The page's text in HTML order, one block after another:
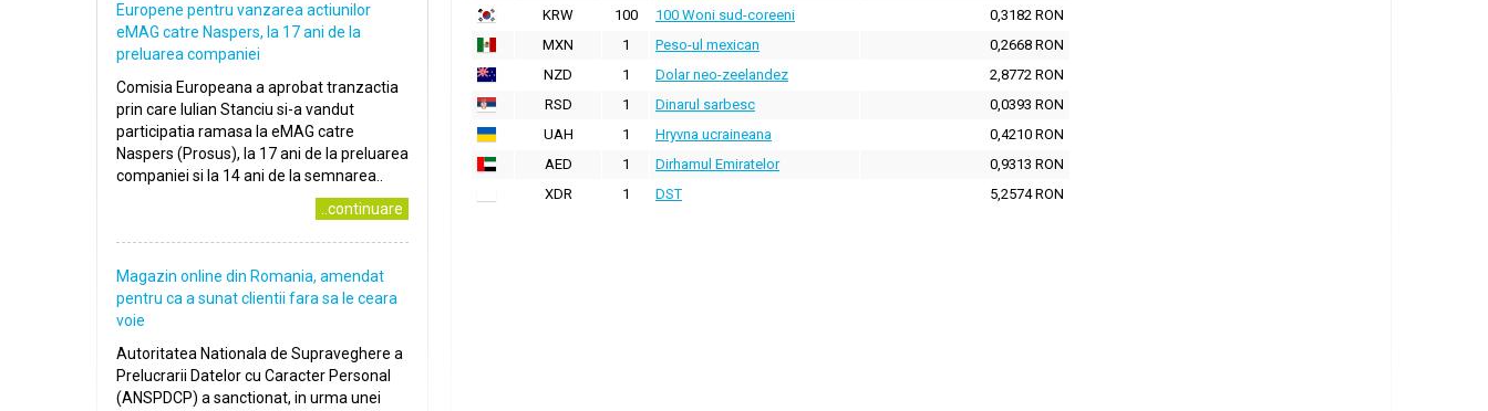
KRW
100 100 Woni sud-coreeni
0,3182 RON
MXN
1 Peso-ul mexican
0,2668 RON
NZD
1 Dolar neo-zeelandez
2,8772 RON
RSD
1 Dinarul sarbesc
0,0393 RON
UAH
1 Hryvna ucraineana
0,4210 RON
AED
1 Dirhamul Emiratelor
0,9313 RON
XDR
1 DST 5,2574 RON
Europene pentru vanzarea actiunilor
eMAG catre Naspers, la 17 ani de la
preluarea companiei
Comisia Europeana a aprobat tranzactia
prin care Iulian Stanciu si-a vandut
participatia ramasa la eMAG catre
Naspers (Prosus), la 17 ani de la preluarea
companiei si la 14 ani de la semnarea..
..continuare
Magazin online din Romania, amendat
pentru ca a sunat clientii fara sa le ceara
voie
Autoritatea Nationala de Supraveghere a
Prelucrarii Datelor cu Caracter Personal
(ANSPDCP) a sanctionat, in urma unei